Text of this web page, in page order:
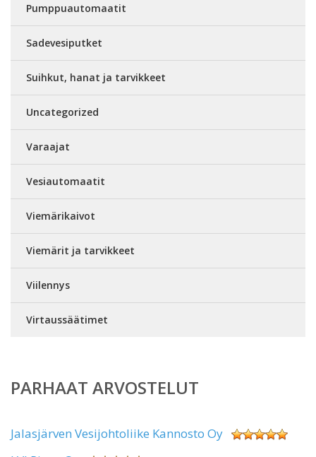
Pumppuautomaatit
Sadevesiputket
Suihkut, hanat ja tarvikkeet
Uncategorized
Varaajat
Vesiautomaatit
Viemärikaivot
Viemärit ja tarvikkeet
Viilennys
Virtaussäätimet
PARHAAT ARVOSTELUT
Jalasjärven Vesijohtoliike Kannosto Oy